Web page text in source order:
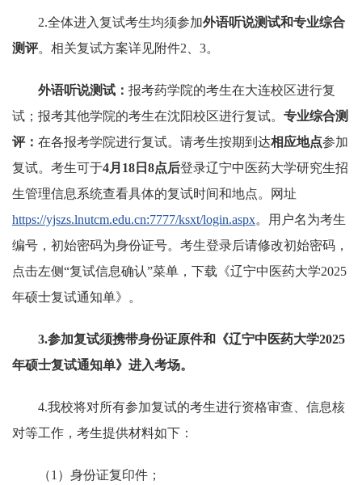
2.全体进入复试考生均须参加外语听说测试和专业综合
测评。相关复试方案详见附件2、3。
外语听说测试： 报考药学院的考生在大连校区进行复
试；报考其他学院的考生在沈阳校区进行复试。 专业综合测
评： 在各报考学院进行复试。请考生按期到达相应地点参加
复试。考生可于4月18日 8点后登录辽宁中医药大学研究生招
生管理信息系统查看具体的复试时间和地点。网址
https://yjszs.lnutcm.edu.cn:7777/ksxt/login.aspx。用户名为考生
编号，初始密码为身份证号。考生登录后请修改初始密码，
点击左侧“复试信息确认”菜单，下载《辽宁中医药大学2025
年硕士复试通知单》。
3.参加复试须携带身份证原件和《辽宁中医药大学2025
年硕士复试通知单》 进入考场。
4.我校将对所有参加复试的考生进行资格审查、信息核
对等工作，考生提供材料如下：
（1）身份证复印件；